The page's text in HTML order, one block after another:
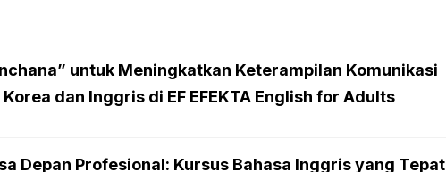
untuk Meningkatkan Keterampilan Komunikasi
dan Inggris di EF EFEKTA English for Adults
Depan Profesional: Kursus Bahasa Inggris yang Tepat